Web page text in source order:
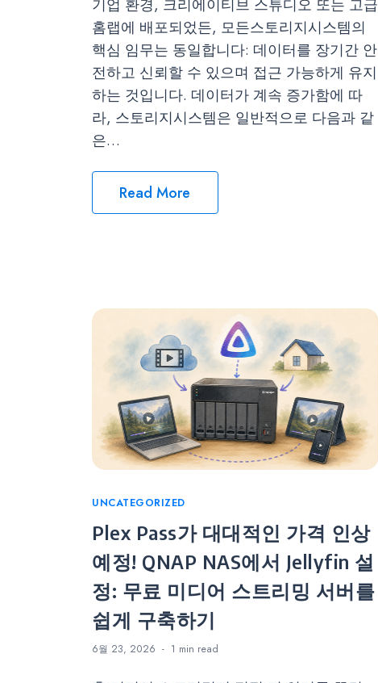
기업 환경, 크리에이티브 스튜디오 또는 고급
홈랩에 배포되었든, 모든스토리지시스템의
핵심 임무는 동일합니다: 데이터를 장기간 안
전하고 신뢰할 수 있으며 접근 가능하게 유지
하는 것입니다. 데이터가 계속 증가함에 따
라, 스토리지시스템은 일반적으로 다음과 같
은…
Read More
Categories
UNCATEGORIZED
Plex Pass가 대대적인 가격 인상
예정! QNAP NAS에서 Jellyfin 설
정: 무료 미디어 스트리밍 서버를
쉽게 구축하기
6월 23, 2026 1 min read